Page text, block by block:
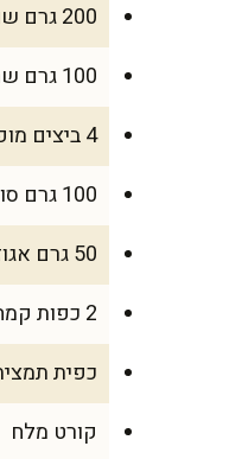
200 גרם שוקולד מריר איכותי
100 גרם שמן קוקוס (או שמן צמחי ניטרלי)
4 ביצים מופרדות
100 גרם סוכר לבן
50 גרם אגוזים קצוצים דק (אופציה)
2 כפות קמח תפוחי אדמה
כפית
קורט מלח